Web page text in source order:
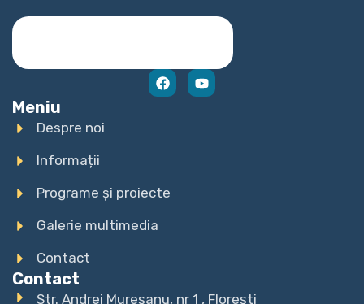
Meniu
Despre noi
Informații
Programe și proiecte
Galerie multimedia
Contact
Contact
Str. Andrei Mureșanu, nr 1 , Florești